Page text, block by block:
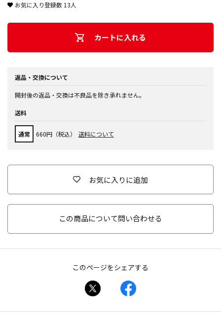
お気に入り登録数 13人
カートに入れる
返品・交換について
開封後の返品・交換は不良品を除き承れません。
送料
通常 660円（税込） 送料について
お気に入りに追加
この商品について問い合わせる
このページをシェアする